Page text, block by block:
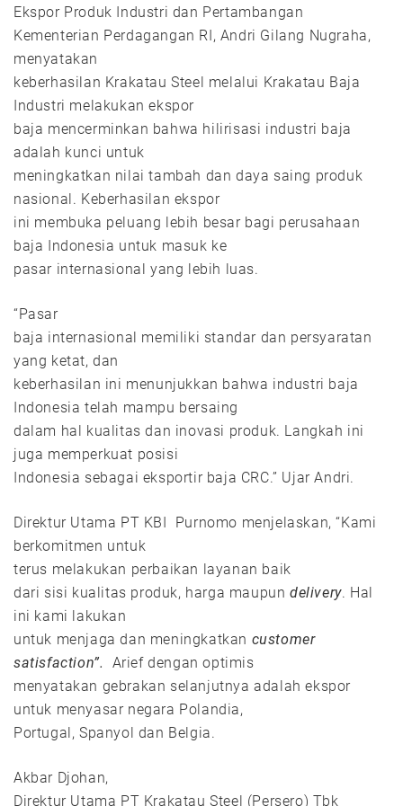
Ekspor Produk Industri dan Pertambangan
Kementerian Perdagangan RI, Andri Gilang Nugraha,
menyatakan
keberhasilan Krakatau Steel melalui Krakatau Baja
Industri melakukan ekspor
baja mencerminkan bahwa hilirisasi industri baja
adalah kunci untuk
meningkatkan nilai tambah dan daya saing produk
nasional. Keberhasilan ekspor
ini membuka peluang lebih besar bagi perusahaan
baja Indonesia untuk masuk ke
pasar internasional yang lebih luas.
“Pasar
baja internasional memiliki standar dan persyaratan
yang ketat, dan
keberhasilan ini menunjukkan bahwa industri baja
Indonesia telah mampu bersaing
dalam hal kualitas dan inovasi produk. Langkah ini
juga memperkuat posisi
Indonesia sebagai eksportir baja CRC.” Ujar Andri.
Direktur Utama PT KBI Purnomo menjelaskan, “Kami
berkomitmen untuk
terus melakukan perbaikan layanan baik
dari sisi kualitas produk, harga maupun delivery. Hal
ini kami lakukan
untuk menjaga dan meningkatkan customer
satisfaction”.
Arief dengan optimis
menyatakan gebrakan selanjutnya adalah ekspor
untuk menyasar negara Polandia,
Portugal, Spanyol dan Belgia.
Akbar Djohan,
Direktur Utama PT Krakatau Steel (Persero) Tbk